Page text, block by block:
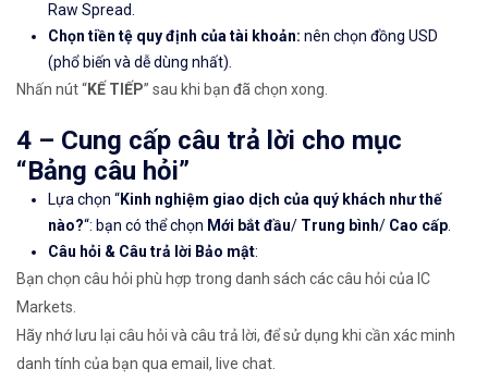
Raw Spread.
Chọn tiền tệ quy định của tài khoản: nên chọn đồng USD
(phổ biến và dễ dùng nhất).
Nhấn nút “KẾ TIẾP” sau khi bạn đã chọn xong.
4 – Cung cấp câu trả lời cho mục
“Bảng câu hỏi”
Lựa chọn “Kinh nghiệm giao dịch của quý khách như thế
nào?“: bạn có thể chọn Mới bắt đầu/ Trung bình/ Cao cấp.
Câu hỏi & Câu trả lời Bảo mật:
Bạn chọn câu hỏi phù hợp trong danh sách các câu hỏi của IC
Markets.
Hãy nhớ lưu lại câu hỏi và câu trả lời, để sử dụng khi cần xác minh
danh tính của bạn qua email, live chat.